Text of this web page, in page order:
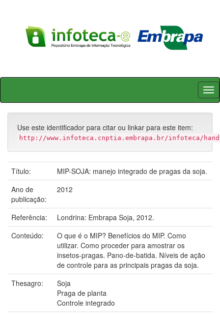
Skip
Use este identificador para citar ou linkar para este item:
http://www.infoteca.cnptia.embrapa.br/infoteca/
Título:
MIP-SOJA: manejo integrado de pragas da soja.
Ano de
publicação:
2012
Referência:
Londrina: Embrapa Soja, 2012.
Conteúdo:
O que é o MIP? Benefícios do MIP. Como
utilizar. Como proceder para amostrar os
insetos-pragas. Pano-de-batida. Níveis de ação
de controle para as principais pragas da soja.
Thesagro:
Soja
Praga de planta
Controle integrado